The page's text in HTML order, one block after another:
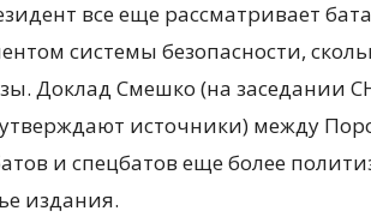
все еще рассматривает
системы безопасности,
Доклад Смешко (на заседании
источники) между
и спецбатов еще более
издания.